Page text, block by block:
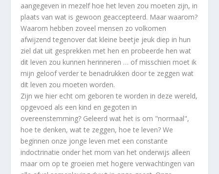
aangegeven in mezelf hoe het leven zou moeten zijn, in
plaats van wat is gewoon geaccepteerd. Maar waarom?
Waarom hebben zoveel mensen zo volkomen
afwijzend tegenover dat kleine beetje jeuk diep in hun
ziel dat uit gesprekken met hen en probeerde hen wat
dit leven zou kunnen herinneren … of misschien moet ik
mijn geloof verder te benadrukken door te zeggen wat
dit leven zou moeten worden.
Zijn we hier echt om geboren te worden in deze wereld,
opgevoed als een kind en gegoten in
overeenstemming? Geleerd wat het is om "normaal",
hoe te denken, wat te zeggen, hoe te leven? We
beginnen onze jonge leven met een constante
indoctrinatie onder het mom van het onderwijs alleen
maar om op te groeien met hogere verwachtingen van